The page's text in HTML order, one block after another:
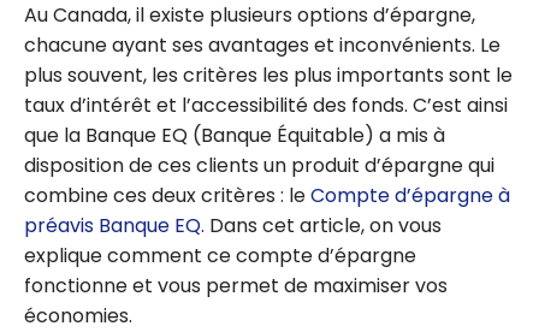
Au Canada, il existe plusieurs options d’épargne,
chacune ayant ses avantages et inconvénients. Le
plus souvent, les critères les plus importants sont le
taux d’intérêt et l’accessibilité des fonds. C’est ainsi
que la Banque EQ (Banque Équitable) a mis à
disposition de ces clients un produit d’épargne qui
combine ces deux critères : leCompte d’épargne à
préavis Banque EQ. Dans cet article, on vous
explique comment ce compte d’épargne
fonctionne et vous permet de maximiser vos
économies.